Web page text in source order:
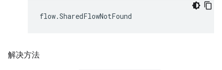
解决方法